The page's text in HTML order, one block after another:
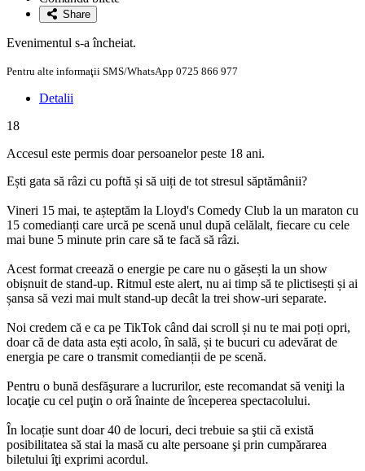
favorite
Share
Evenimentul s-a încheiat.
Pentru alte informaţii SMS/WhatsApp 0725 866 977
Detalii
18
Accesul este permis doar persoanelor peste 18 ani.
Ești gata să râzi cu poftă și să uiți de tot stresul săptămânii?
Vineri 15 mai, te așteptăm la Lloyd's Comedy Club la un maraton cu
15 comedianți care urcă pe scenă unul după celălalt, fiecare cu cele
mai bune 5 minute prin care să te facă să râzi.
Acest format creează o energie pe care nu o găsești la un show
obișnuit de stand-up. Ritmul este alert, nu ai timp să te plictisești și ai
șansa să vezi mai mult stand-up decât la trei show-uri separate.
Noi credem că e ca pe TikTok când dai scroll și nu te mai poți opri,
doar că de data asta ești acolo, în sală, și te bucuri cu adevărat de
energia pe care o transmit comedianții de pe scenă.
Pentru o bună desfăşurare a lucrurilor, este recomandat să veniţi la
locaţie cu cel puţin o oră înainte de începerea spectacolului.
În locație sunt doar 40 de locuri, deci trebuie sa ştii că există
posibilitatea să stai la masă cu alte persoane şi prin cumpărarea
biletului îţi exprimi acordul.